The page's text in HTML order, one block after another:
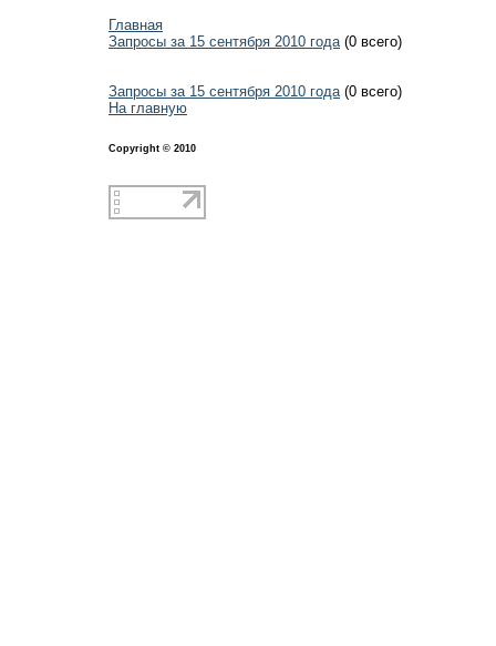
Главная
Запросы за 15 сентября 2010 года(0 всего)
Запросы за 15 сентября 2010 года(0 всего)
На главную
Copyright © 2010